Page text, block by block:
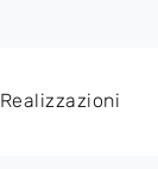
Realizzazioni